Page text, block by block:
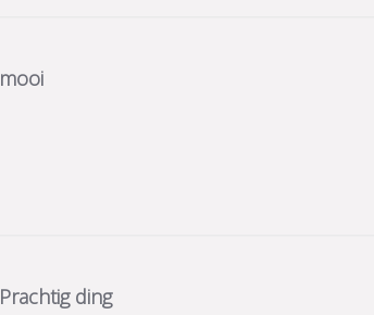
mooi
Prachtig ding